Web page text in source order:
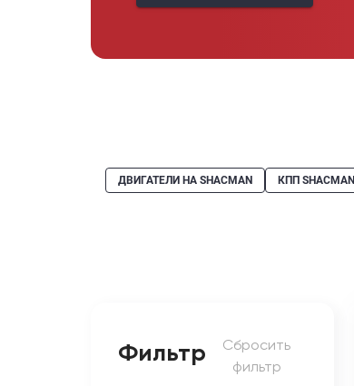
ДВИГАТЕЛИ НА SHACMAN КПП SHACMAN
Фильтр
Сбросить
фильтр